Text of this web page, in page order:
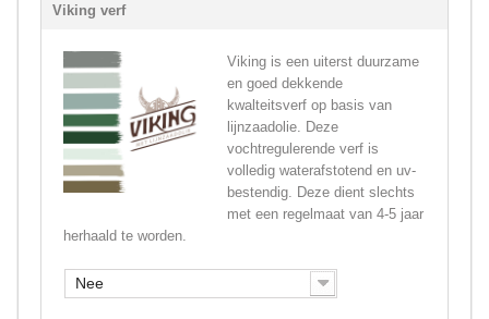
Viking verf
Viking is een uiterst duurzame
en goed dekkende
kwalteitsverf op basis van
lijnzaadolie. Deze
vochtregulerende verf is
volledig waterafstotend en uv-
bestendig. Deze dient slechts
met een regelmaat van 4-5 jaar
herhaald te worden.
Nee